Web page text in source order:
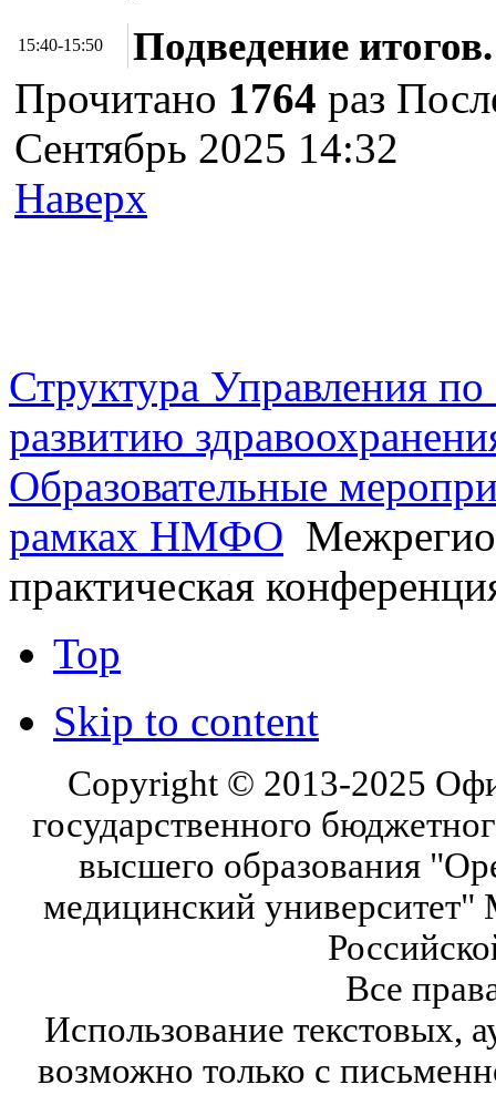
15:40-15:50 Подведение
Прочитано 1764 раз
Сентябрь 2025 14:32
Наверх
Структура Управления
развитию
Образовательные
рамках НМФО
практическая
Top
Skip to content
Copyright © 2013-2025
государственного
высшего образования
медицинский университет"
Все
Использование текстовых,
возможно только с